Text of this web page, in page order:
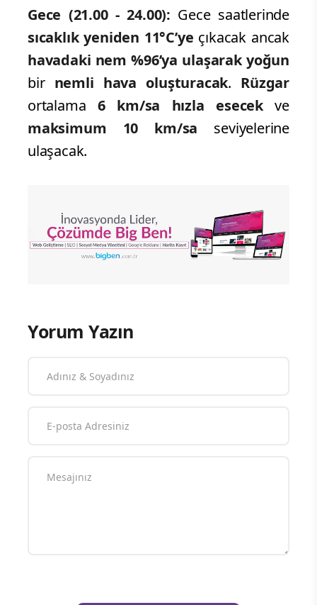
Gece (21.00 - 24.00): Gece saatlerinde
sıcaklık yeniden 11°C’ye çıkacak ancak
havadaki nem %96’ya ulaşarak yoğun
bir nemli hava oluşturacak. Rüzgar
ortalama 6 km/sa hızla esecekve
maksimum 10 km/sa seviyelerine
ulaşacak.
Yorum Yazın